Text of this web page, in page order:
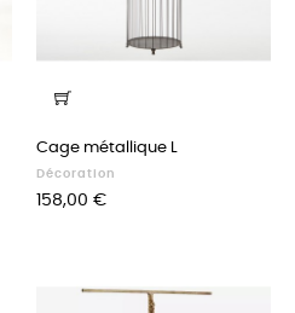
Cage métallique L
Décoration
Prix
158,00 €